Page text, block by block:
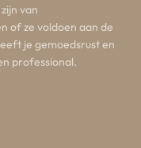
van
of ze voldoen aan de
je gemoedsrust en
professional.